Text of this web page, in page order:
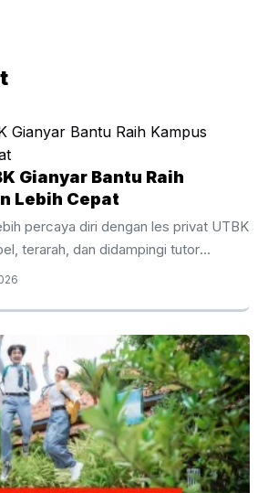
Gianyar Bantu Raih
Lebih Cepat
percaya diri dengan les privat UTBK
terarah, dan didampingi tutor
UTBK Gianyar Membantu
persiapan yang matang,
tepat, serta pendampingan yang
setiap siswa. Oleh karena itu, les
menjadi pilihan yang semakin diminati
lulusan yang ingin meningkatkan
tinggi negeri impian. Berbeda
di kelas yang ...